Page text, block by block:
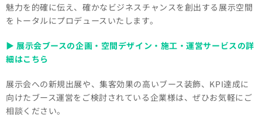
魅力を的確に伝え、確かなビジネスチャンスを創出する展示空間
をトータルにプロデュースいたします。
▶ 展示会ブースの企画・空間デザイン・施工・運営サービスの詳
細はこちら
展示会への新規出展や、集客効果の高いブース装飾、KPI達成に
向けたブース運営をご検討されている企業様は、ぜひお気軽にご
相談ください。